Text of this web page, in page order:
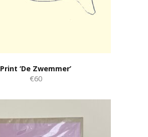
Print ‘De Zwemmer’
€60